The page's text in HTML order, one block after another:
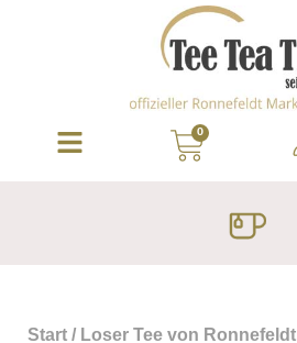
0
Start / Loser Tee von Ronnefeldt